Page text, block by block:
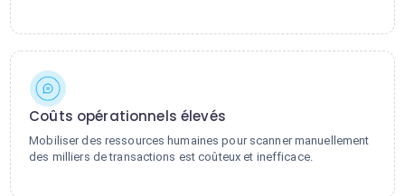
Coûts opérationnels élevés
Mobiliser des ressources humaines pour scanner manuellement
des milliers de transactions est coûteux et inefficace.